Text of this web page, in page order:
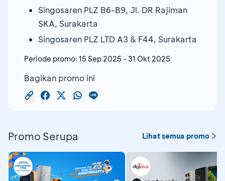
Singosaren PLZ B6-B9, Jl. DR Rajiman
SKA, Surakarta
Singosaren PLZ LTD A3 & F44, Surakarta
Periode promo: 15 Sep 2025 - 31 Okt 2025
Bagikan promo ini
Promo Serupa Lihat semua promo